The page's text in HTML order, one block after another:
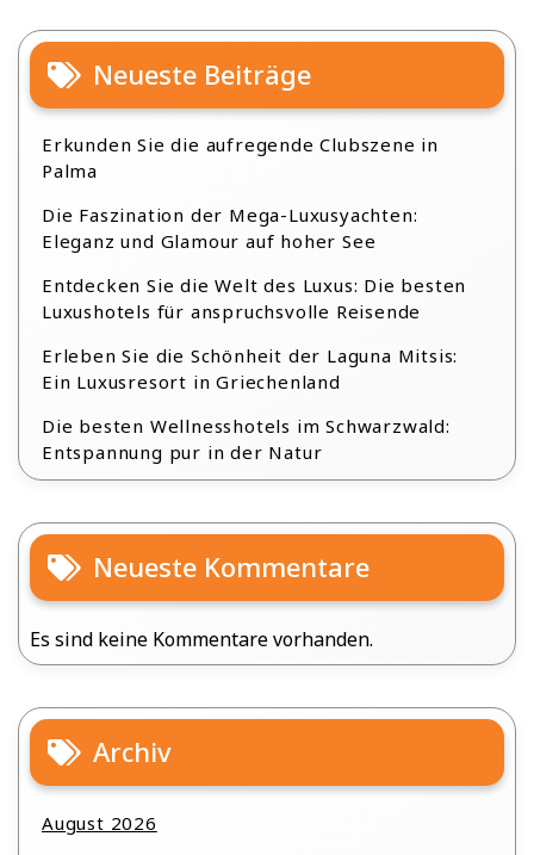
Neueste Beiträge
Erkunden Sie die aufregende Clubszene in
Palma
Die Faszination der Mega-Luxusyachten:
Eleganz und Glamour auf hoher See
Entdecken Sie die Welt des Luxus: Die besten
Luxushotels für anspruchsvolle Reisende
Erleben Sie die Schönheit der Laguna Mitsis:
Ein Luxusresort in Griechenland
Die besten Wellnesshotels im Schwarzwald:
Entspannung pur in der Natur
Neueste Kommentare
Es sind keine Kommentare vorhanden.
Archiv
August 2026